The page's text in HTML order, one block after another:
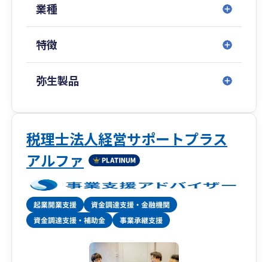
業種
特徴
弥生製品
税理士法人経営サポートプラス
アルファ